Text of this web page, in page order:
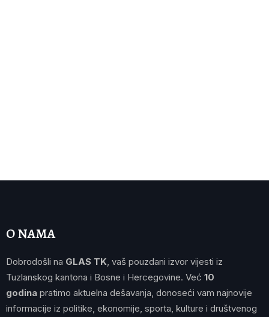
O NAMA
Dobrodošli na GLAS TK , vaš pouzdani izvor vijesti iz
Tuzlanskog kantona i Bosne i Hercegovine. Već 10
godina pratimo aktuelna dešavanja, donoseći vam najnovije
informacije iz politike, ekonomije, sporta, kulture i društvenog